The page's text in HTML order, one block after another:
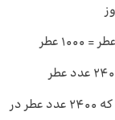
بنابراین سفارش بعدی شما باید زمانی انجام شود که 2400 عدد عطر در